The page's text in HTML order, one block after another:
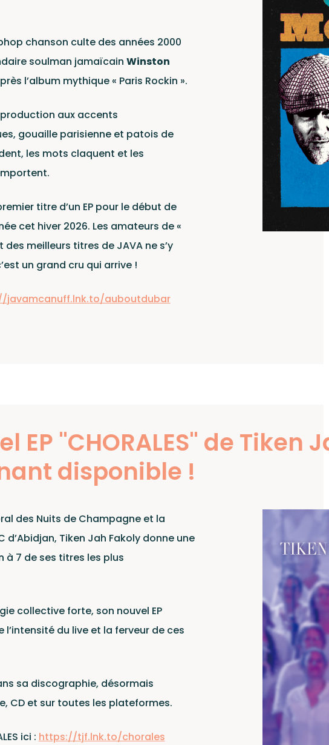
chanson culte des années 2000
soulman jamaïcain Winston
l’album mythique « Paris Rockin ».
aux accents
gouaille parisienne et patois de
les mots claquent et les
titre d’un EP pour le début de
cet hiver 2026. Les amateurs de «
des meilleurs titres de JAVA ne s’y
un grand cru qui arrive !
javamcanuff.lnk.to/auboutdubar
EP "CHORALES" de Tiken
disponible !
des Nuits de Champagne et la
d’Abidjan, Tiken Jah Fakolydonne une
à 7 de ses titres les plus
collective forte, son nouvel EP
l’intensité du live et la ferveur de ces
sa discographie, désormais
CD et sur toutes les plateformes.
ici : https://tjf.lnk.to/chorales
démos cliquez ici
par reCAPTCHA et Google